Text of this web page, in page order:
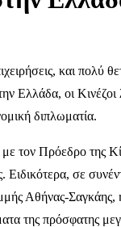
και
οι
διπλωματία.
Πρόεδρο της
Ειδικότερα, σε
Αθήνας-
της πρόσφατης